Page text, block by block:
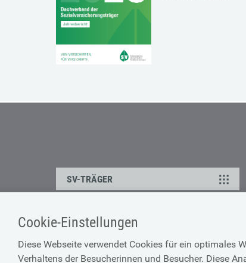
Cookie-Einstellungen
Diese Webseite verwendet Cookies für ein optimales
Verhaltens der Besucherinnen und Besucher. Diese
SV-TRÄGER
ÜBER UNS
Kontakt